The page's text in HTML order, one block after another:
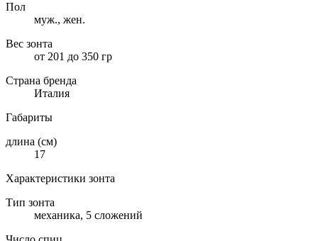
Пол
муж., жен.
Вес зонта
от 201 до 350 гр
Страна бренда
Италия
Габариты
длина (см)
17
Характеристики зонта
Тип зонта
механика, 5 сложений